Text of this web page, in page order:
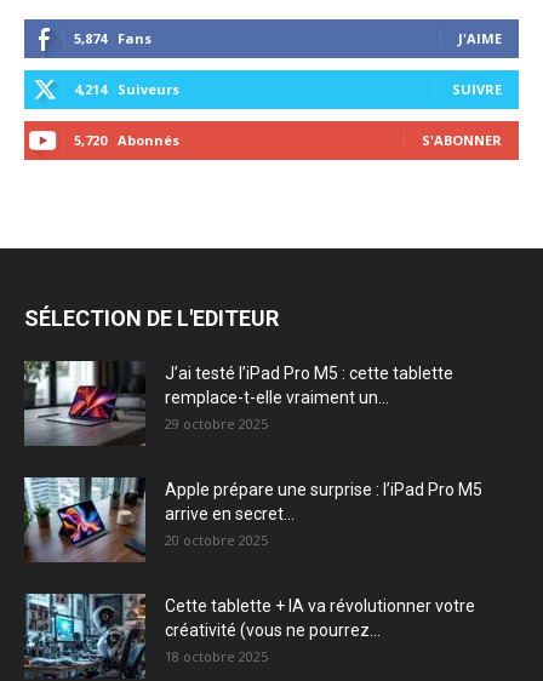
5,874 Fans J'AIME
4,214 Suiveurs SUIVRE
5,720 Abonnés S'ABONNER
SÉLECTION DE L'EDITEUR
J’ai testé l’iPad Pro M5 : cette tablette
remplace-t-elle vraiment un...
29 octobre 2025
Apple prépare une surprise : l’iPad Pro M5
arrive en secret...
20 octobre 2025
Cette tablette + IA va révolutionner votre
créativité (vous ne pourrez...
18 octobre 2025